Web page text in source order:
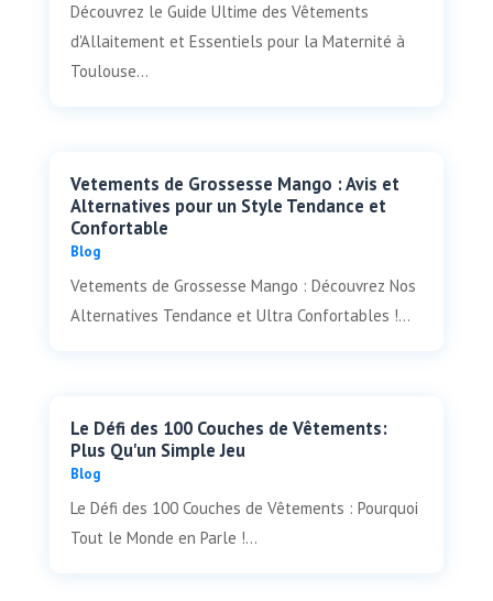
Découvrez le Guide Ultime des Vêtements
d'Allaitement et Essentiels pour la Maternité à
Toulouse...
Vetements de Grossesse Mango : Avis et
Alternatives pour un Style Tendance et
Confortable
Blog
Vetements de Grossesse Mango : Découvrez Nos
Alternatives Tendance et Ultra Confortables !...
Le Défi des 100 Couches de Vêtements:
Plus Qu'un Simple Jeu
Blog
Le Défi des 100 Couches de Vêtements : Pourquoi
Tout le Monde en Parle !...